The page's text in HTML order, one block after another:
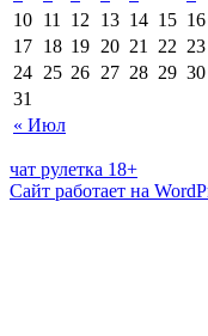
« Июл
10 11 12 13 14 15 16
17 18 19 20 21 22 23
24 25 26 27 28 29 30
31
чат рулетка 18+
Сайт работает на